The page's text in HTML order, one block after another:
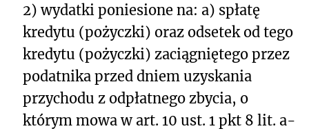
2) wydatki poniesione na: a) spłatę
kredytu (pożyczki) oraz odsetek od tego
kredytu (pożyczki) zaciągniętego przez
podatnika przed dniem uzyskania
przychodu z odpłatnego zbycia, o
którym mowa w art. 10 ust. 1 pkt 8 lit. a-